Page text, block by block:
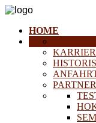
HOME
PARTNER